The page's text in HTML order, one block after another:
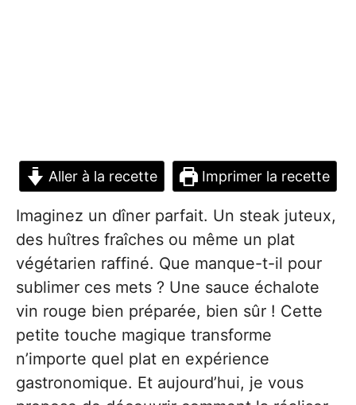
Aller à la recette Imprimer la recette
Imaginez un dîner parfait. Un steak juteux,
des huîtres fraîches ou même un plat
végétarien raffiné. Que manque-t-il pour
sublimer ces mets ? Une sauce échalote
vin rouge bien préparée, bien sûr ! Cette
petite touche magique transforme
n’importe quel plat en expérience
gastronomique. Et aujourd’hui, je vous